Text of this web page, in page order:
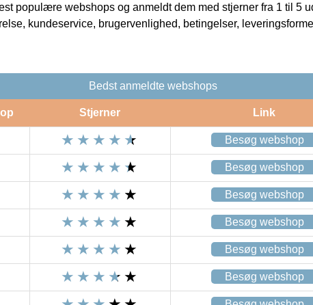
populære webshops og anmeldt dem med stjerner fra 1 til 5
kundeservice, brugervenlighed, betingelser,
Bedst anmeldte webshops
Stjerner Link
Besøg webshop
Besøg webshop
Besøg webshop
Besøg webshop
Besøg webshop
Besøg webshop